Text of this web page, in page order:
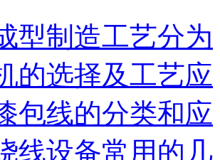
型制造工艺分为
的选择及工艺应
包线的分类和应
线设备常用的几